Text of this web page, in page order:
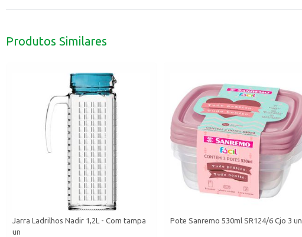
Produtos Similares
Jarra Ladrilhos Nadir 1,2L - Com tampa
un
Pote Sanremo 530ml SR124/6 Cjo 3 un